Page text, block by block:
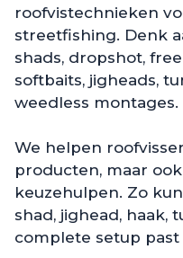
roofvistechnieken
streetfishing. Denk
shads, dropshot,
softbaits, jigheads,
weedless montages.
We helpen
producten, maar
keuzehulpen. Zo
shad, jighead, haak,
complete setup past